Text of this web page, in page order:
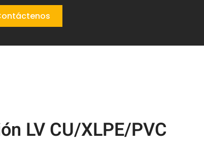
LV CU/XLPE/PVC